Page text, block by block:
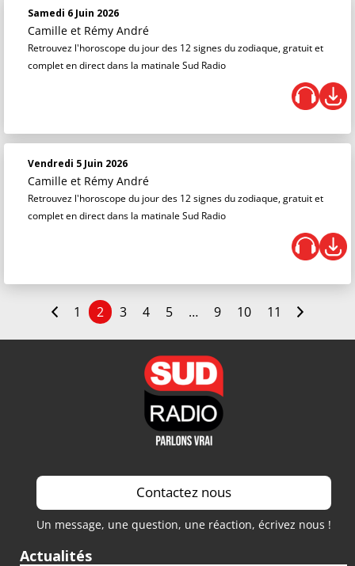
Samedi 6 Juin 2026
Camille et Rémy André
Retrouvez l'horoscope du jour des 12 signes du zodiaque, gratuit et
complet en direct dans la matinale Sud Radio
Vendredi 5 Juin 2026
Camille et Rémy André
Retrouvez l'horoscope du jour des 12 signes du zodiaque, gratuit et
complet en direct dans la matinale Sud Radio
1 2 3 4 5 … 9 10 11
Contactez nous
Un message, une question, une réaction, écrivez nous !
Actualités